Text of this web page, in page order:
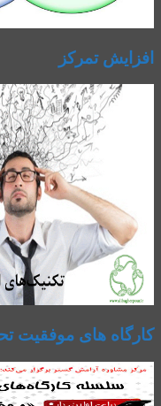
افزایش تمرکز
کارگاه های موفقیت